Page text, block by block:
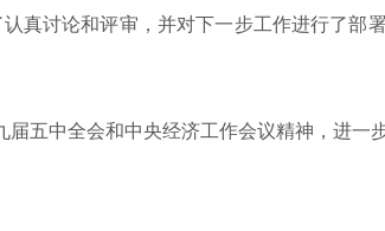
真讨论和评审，并对下一步工作进行了部
中全会和中央经济工作会议精神，进一